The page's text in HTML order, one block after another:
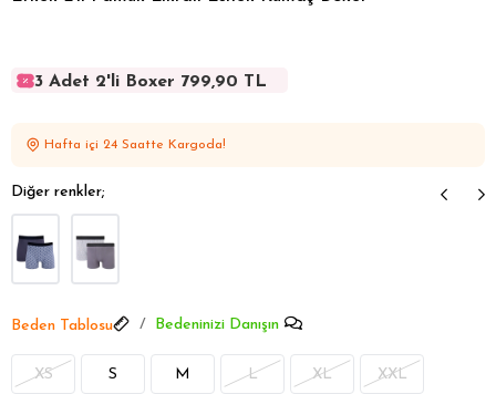
3 Adet 2'li Boxer 799,90 TL
3 Adet 2'li Boxer 799,90 TL
Hafta içi 24 Saatte Kargoda!
Diğer renkler;
Beden Tablosu Bedeninizi Danışın
XS S M L XL XXL